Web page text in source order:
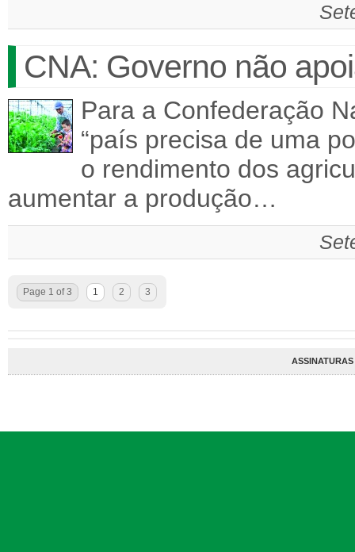
CNA: Governo não
Para a Confederação
“país precisa de uma
o rendimento dos
aumentar a produção…
Page 1 of 3 1 2 3
ASSINATURAS